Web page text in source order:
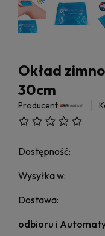
Okład
30cm
Producent:
Dostępność:
Wysyłka w:
Dostawa:
odbioru i